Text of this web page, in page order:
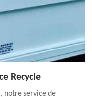
Recycle
notre service de